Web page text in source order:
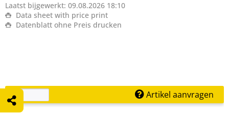
Laatst bijgewerkt: 09.08.2026 18:10
Data sheet with price print
Datenblatt ohne Preis drucken
Artikel aanvragen